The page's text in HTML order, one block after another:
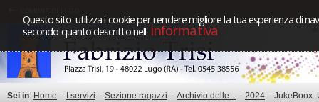
Questo sito utilizza i cookie per rendere migliore la tua esperienza di
secondo quanto descritto nell'informativa
Sei in: Home - I servizi - Sezione ragazzi - Archivio delle... - 2024 - JukeBoox.